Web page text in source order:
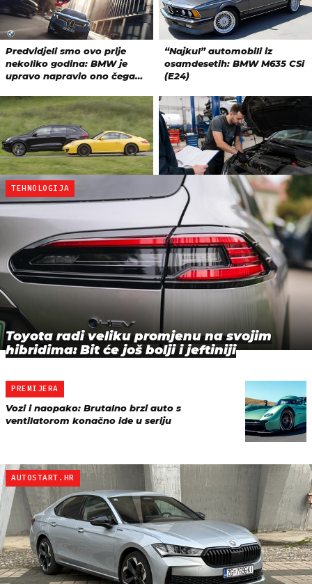
TEHNOLOGIJA
Toyota radi veliku promjenu na svojim
hibridima: Bit će još bolji i jeftiniji
PREMIJERA
Vozi i naopako: Brutalno brzi auto s
ventilatorom konačno ide u seriju
AUTOSTART.HR